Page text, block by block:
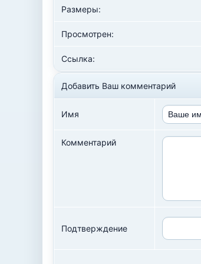
Размеры:
Просмотрен:
Ссылка:
Добавить Ваш комментарий
Имя
Комментарий
Подтверждение